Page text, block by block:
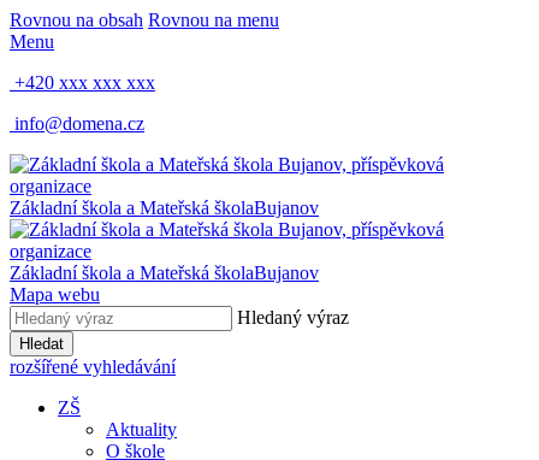
Rovnou na obsah Rovnou na menu
Menu
+420 xxx xxx xxx
info@domena.cz
Základní škola a Mateřská školaBujanov
Základní škola a Mateřská školaBujanov
Mapa webu
Hledaný výraz
Hledat
rozšířené vyhledávání
ZŠ
Aktuality
O škole